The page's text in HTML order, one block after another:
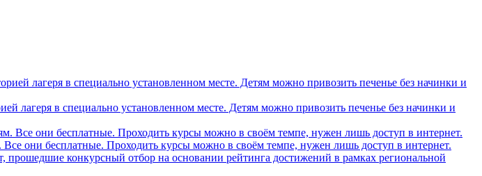
лагеря в специально установленном месте. Детям можно привозить печенье без начинки и
они бесплатные. Проходить курсы можно в своём темпе, нужен лишь доступ в интернет.